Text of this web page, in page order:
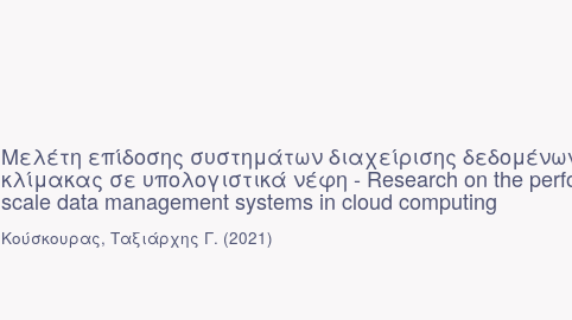
Μελέτη επίδοσης συστημάτων διαχείρισης
κλίμακας σε υπολογιστικά νέφη - Research on the
scale data management systems in cloud computing
Κούσκουρας, Ταξιάρχης Γ. (2021)